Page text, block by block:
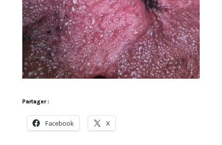
Partager :
Facebook X